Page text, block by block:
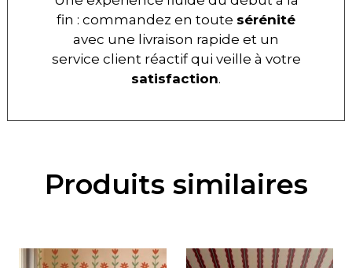
fin : commandez en toute sérénité
avec une livraison rapide et un
service client réactif qui veille à votre
satisfaction.
Produits similaires